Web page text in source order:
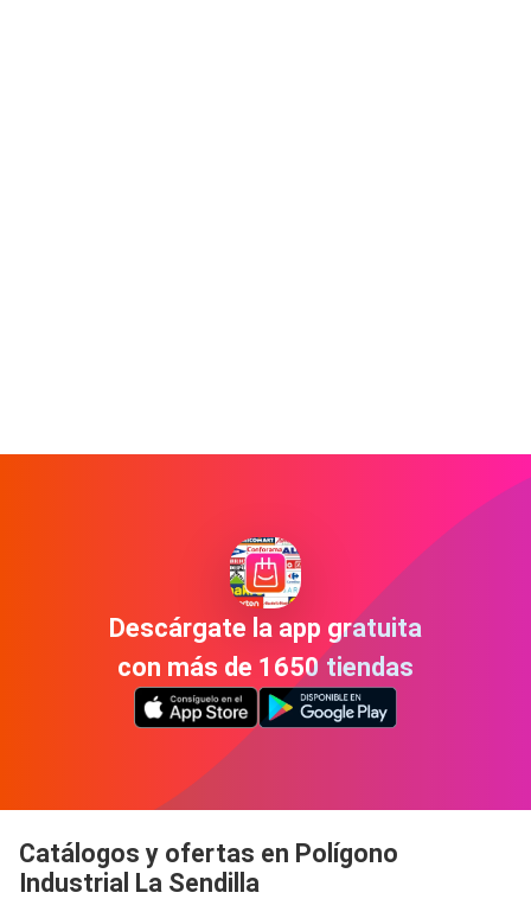
Descárgate la app gratuita
con más de 1650 tiendas
Catálogos y ofertas en Polígono
Industrial La Sendilla